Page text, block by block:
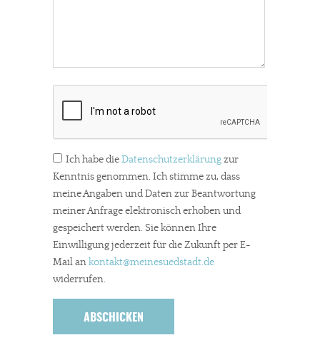
Paypal - danke@meinesuedstadt.de
JETZT SPENDEN
Schon erledigt!
Ich habe dieDatenschutzerklärungzur
Kenntnis genommen. Ich stimme zu, dass
meine Angaben und Daten zur Beantwortung
meiner Anfrage elektronisch erhoben und
gespeichert werden. Sie können Ihre
Einwilligung jederzeit für die Zukunft per E-
Mail ankontakt@meinesuedstadt.de
widerrufen.